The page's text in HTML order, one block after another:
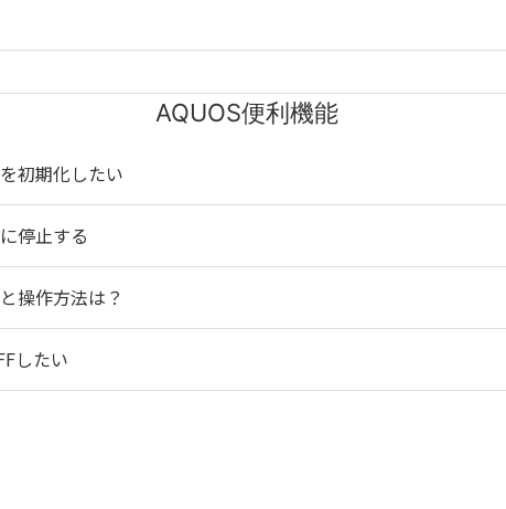
AQUOS便利機能
初期化したい
停止する
操作方法は？
したい